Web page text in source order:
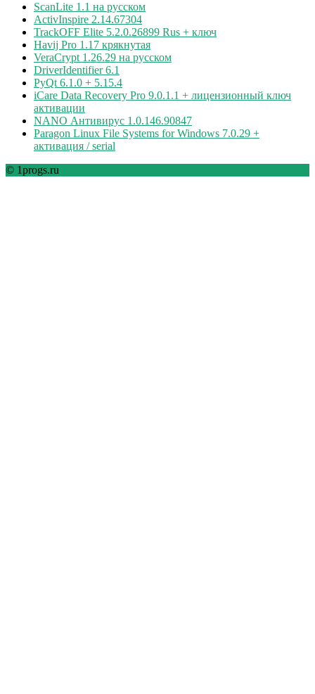
ScanLite 1.1 на русском
ActivInspire 2.14.67304
TrackOFF Elite 5.2.0.26899 Rus + ключ
Havij Pro 1.17 крякнутая
VeraCrypt 1.26.29 на русском
DriverIdentifier 6.1
PyQt 6.1.0 + 5.15.4
iCare Data Recovery Pro 9.0.1.1 + лицензионный ключ
активации
NANO Антивирус 1.0.146.90847
Paragon Linux File Systems for Windows 7.0.29 +
активация / serial
© 1progs.ru